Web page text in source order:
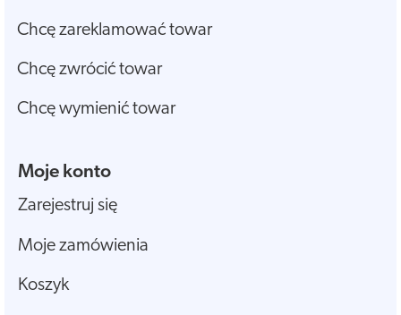
Chcę zareklamować towar
Chcę zwrócić towar
Chcę wymienić towar
Moje konto
Zarejestruj się
Moje zamówienia
Koszyk